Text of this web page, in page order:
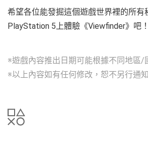
希望各位能發掘這個遊戲世界裡的所有
PlayStation 5上體驗《Viewfinder》吧！
※遊戲內容推出日期可能根據不同地區/
※以上內容如有任何修改，恕不另行通